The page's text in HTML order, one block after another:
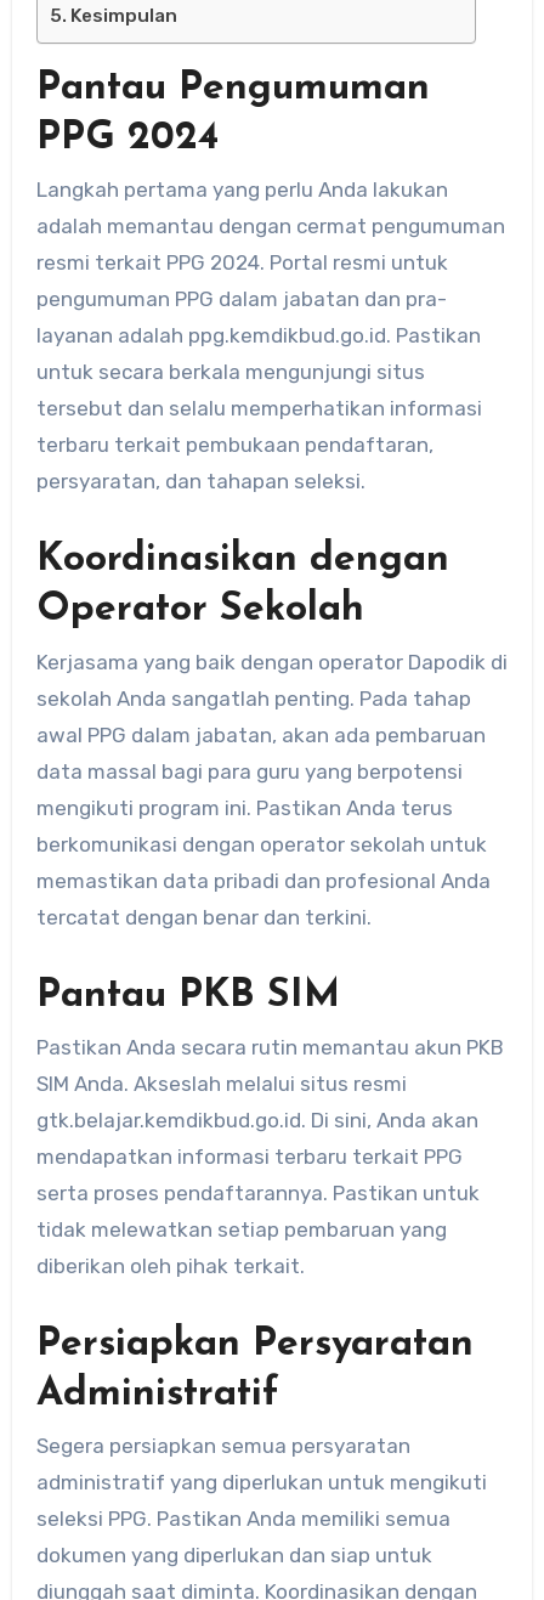
Kesimpulan
Pantau Pengumuman
PPG 2024
Langkah pertama yang perlu Anda lakukan
adalah memantau dengan cermat pengumuman
resmi terkait PPG 2024. Portal resmi untuk
pengumuman PPG dalam jabatan dan pra-
layanan adalah ppg.kemdikbud.go.id. Pastikan
untuk secara berkala mengunjungi situs
tersebut dan selalu memperhatikan informasi
terbaru terkait pembukaan pendaftaran,
persyaratan, dan tahapan seleksi.
Koordinasikan dengan
Operator Sekolah
Kerjasama yang baik dengan operator Dapodik di
sekolah Anda sangatlah penting. Pada tahap
awal PPG dalam jabatan, akan ada pembaruan
data massal bagi para guru yang berpotensi
mengikuti program ini. Pastikan Anda terus
berkomunikasi dengan operator sekolah untuk
memastikan data pribadi dan profesional Anda
tercatat dengan benar dan terkini.
Pantau PKB SIM
Pastikan Anda secara rutin memantau akun PKB
SIM Anda. Akseslah melalui situs resmi
gtk.belajar.kemdikbud.go.id. Di sini, Anda akan
mendapatkan informasi terbaru terkait PPG
serta proses pendaftarannya. Pastikan untuk
tidak melewatkan setiap pembaruan yang
diberikan oleh pihak terkait.
Persiapkan Persyaratan
Administratif
Segera persiapkan semua persyaratan
administratif yang diperlukan untuk mengikuti
seleksi PPG. Pastikan Anda memiliki semua
dokumen yang diperlukan dan siap untuk
diunggah saat diminta. Koordinasikan dengan